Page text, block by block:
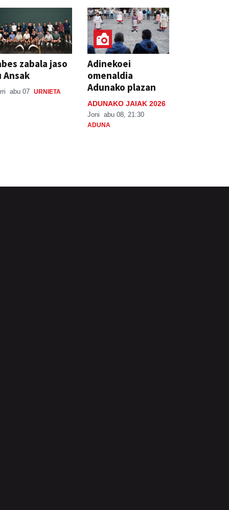
zabala jaso
Ansak
abu 07 URNIETA
Adinekoei
omenaldia
Adunako plazan
ADUNAKO JAIAK 2026
Joni abu 08, 21:30
ADUNA